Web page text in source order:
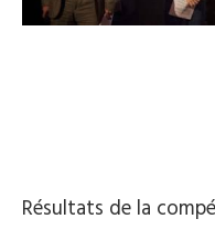
Résultats de la